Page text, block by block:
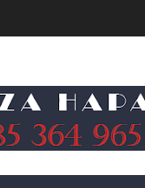
NANE NANE